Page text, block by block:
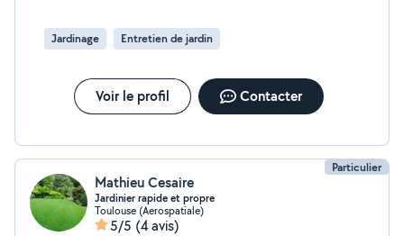
Jardinage Entretien de jardin
Voir le profil Contacter
Particulier
Mathieu Cesaire
Jardinier rapide et propre
Toulouse (Aerospatiale)
5/5 (4 avis)